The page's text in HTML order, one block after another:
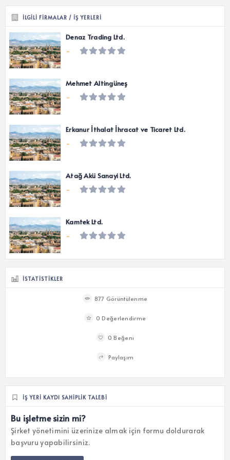
İLGILI FIRMALAR / İŞ YERLERI
Denaz Trading Ltd.
-
Mehmet Altingüneş
-
Erkanur İthalat İhracat ve Ticaret Ltd.
-
Atağ Akü Sanayi Ltd.
-
Kamtek Ltd.
-
İSTATISTIKLER
877 Görüntülenme
0 Değerlendirme
0 Beğeni
Paylaşım
İŞ YERI KAYDI SAHIPLIK TALEBI
Bu işletme sizin mi?
Şirket yönetimini üzerinize almak için formu doldurarak
başvuru yapabilirsiniz.